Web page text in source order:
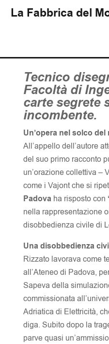
La Fabbrica del
Tecnico
Facoltà di
carte segrete
incombente.
Un’opera nel solco
All’appello dell’autore
del suo primo racconto
un’orazione collettiva –
come i Vajont che si
Padova ha risposto con
nella rappresentazione
disobbedienza civile di
Una disobbedienza
Rizzato lavorava come
all’Ateneo di Padova,
Sapeva della
commissionata
Adriatica di Elettricità,
diga. Subito dopo la
parve quasi